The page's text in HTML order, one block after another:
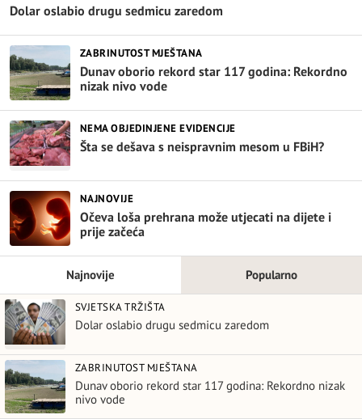
Dolar oslabio drugu sedmicu zaredom
ZABRINUTOST MJEŠTANA
Dunav oborio rekord star 117 godina: Rekordno
nizak nivo vode
NEMA OBJEDINJENE EVIDENCIJE
Šta se dešava s neispravnim mesom u FBiH?
NAJNOVIJE
Očeva loša prehrana može utjecati na dijete i
prije začeća
Najnovije Popularno
SVJETSKA TRŽIŠTA
Dolar oslabio drugu sedmicu zaredom
ZABRINUTOST MJEŠTANA
Dunav oborio rekord star 117 godina: Rekordno nizak
nivo vode